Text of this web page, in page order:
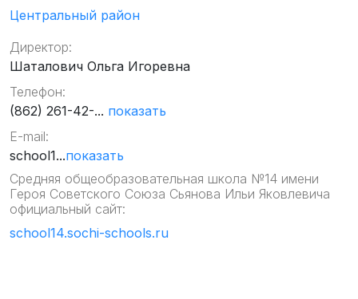
Центральный район
Директор:
Шаталович Ольга Игоревна
Телефон:
(862) 261-42-... показать
E-mail:
school1...показать
Средняя общеобразовательная школа №14 имени
Героя Советского Союза Сьянова Ильи Яковлевича
официальный сайт:
school14.sochi-schools.ru